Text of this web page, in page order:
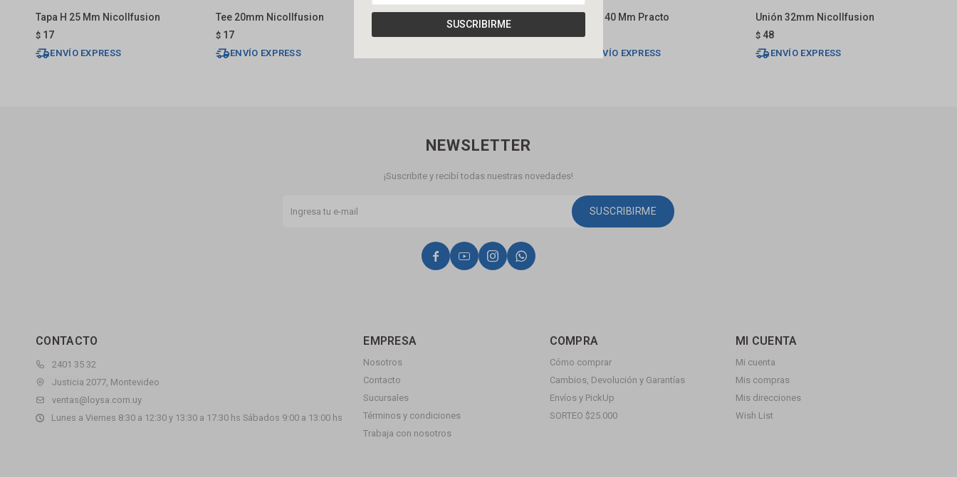
SUSCRIBIRME
Tapa H 25 Mm Nicollfusion
$ 17
ENVÍO EXPRESS
Tee 20mm Nicollfusion
$ 17
ENVÍO EXPRESS
$ 18
Unión 40 Mm Practo
$ 45
ENVÍO EXPRESS
Unión 32mm Nicollfusion
$ 48
ENVÍO EXPRESS
CONTACTO
2401 35 32
Justicia 2077, Montevideo
ventas@loysa.com.uy
Lunes a Viernes 8:30 a 12:30 y 13:30 a 17:30 hs Sábados 9:00 a 13:00 hs
EMPRESA
Nosotros
Contacto
Sucursales
Términos y condiciones
Trabaja con nosotros
COMPRA
Cómo comprar
Cambios, Devolución y Garantías
Envíos y PickUp
SORTEO $25.000
MI CUENTA
Mi cuenta
Mis compras
Mis direcciones
Wish List
NEWSLETTER
¡Suscribite y recibí todas nuestras novedades!
SUSCRIBIRME
   